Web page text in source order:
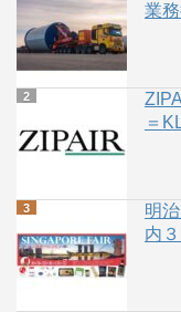
業
＝
明
内